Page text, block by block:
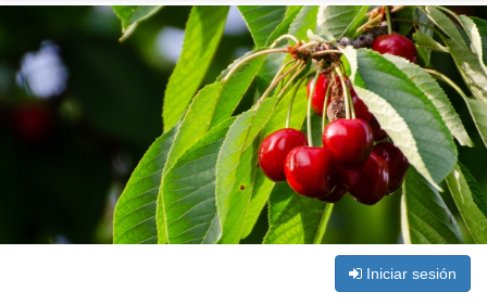
Iniciar sesión